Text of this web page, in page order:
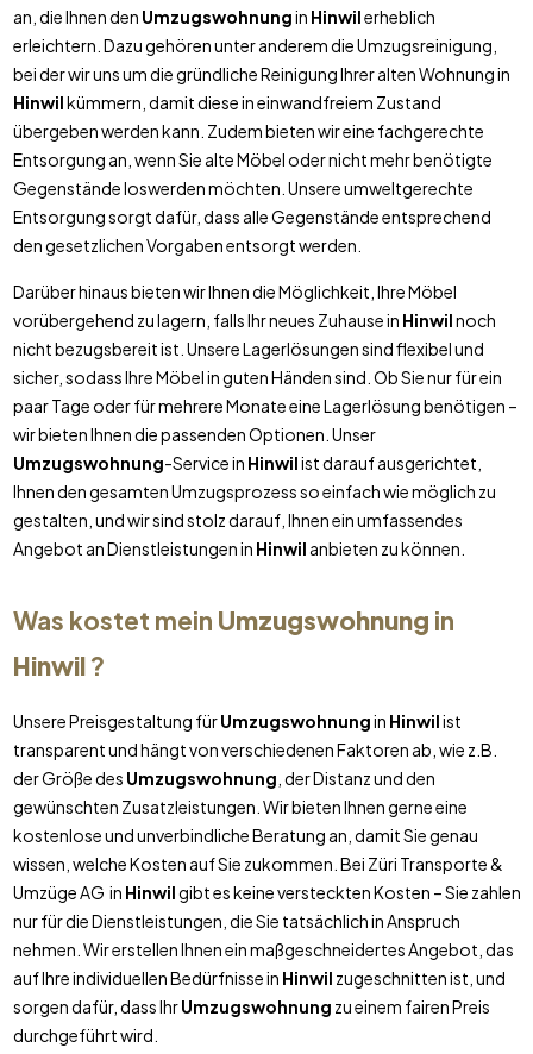
an, die Ihnen den Umzugswohnungin Hinwilerheblich
erleichtern. Dazu gehören unter anderem die Umzugsreinigung,
bei der wir uns um die gründliche Reinigung Ihrer alten Wohnung in
Hinwilkümmern, damit diese in einwandfreiem Zustand
übergeben werden kann. Zudem bieten wir eine fachgerechte
Entsorgung an, wenn Sie alte Möbel oder nicht mehr benötigte
Gegenstände loswerden möchten. Unsere umweltgerechte
Entsorgung sorgt dafür, dass alle Gegenstände entsprechend
den gesetzlichen Vorgaben entsorgt werden.
Darüber hinaus bieten wir Ihnen die Möglichkeit, Ihre Möbel
vorübergehend zu lagern, falls Ihr neues Zuhause in Hinwilnoch
nicht bezugsbereit ist. Unsere Lagerlösungen sind flexibel und
sicher, sodass Ihre Möbel in guten Händen sind. Ob Sie nur für ein
paar Tage oder für mehrere Monate eine Lagerlösung benötigen –
wir bieten Ihnen die passenden Optionen. Unser
Umzugswohnung-Service in Hinwilist darauf ausgerichtet,
Ihnen den gesamten Umzugsprozess so einfach wie möglich zu
gestalten, und wir sind stolz darauf, Ihnen ein umfassendes
Angebot an Dienstleistungen in Hinwil anbieten zu können.
Was kostet mein Umzugswohnung in
Hinwil?
Unsere Preisgestaltung fürUmzugswohnungin Hinwilist
transparent und hängt von verschiedenen Faktoren ab, wie z.B.
der Größe des Umzugswohnung , der Distanz und den
gewünschten Zusatzleistungen. Wir bieten Ihnen gerne eine
kostenlose und unverbindliche Beratung an, damit Sie genau
wissen, welche Kosten auf Sie zukommen. Bei Züri Transporte &
Umzüge AG in Hinwilgibt es keine versteckten Kosten – Sie zahlen
nur für die Dienstleistungen, die Sie tatsächlich in Anspruch
nehmen. Wir erstellen Ihnen ein maßgeschneidertes Angebot, das
auf Ihre individuellen Bedürfnisse in Hinwil zugeschnitten ist, und
sorgen dafür, dass IhrUmzugswohnung zu einem fairen Preis
durchgeführt wird.